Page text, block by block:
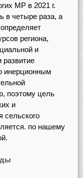
МР в 2021 г.
в четыре раза, а
региона,
и
инерционным
поэтому цель
и
сельского
по нашему